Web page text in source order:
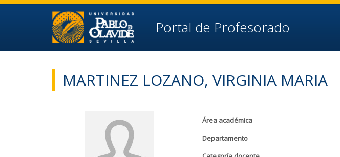
Ir al contenido principal de la página (alt + s)
Ir a la cabecera de la página (alt + c)
Ir al pie de la página (alt + p)
Ir al menú principal (alt + u)
Portal de Profesorado
MARTINEZ LOZANO, VIRGINIA MARIA
Área académica
Departamento